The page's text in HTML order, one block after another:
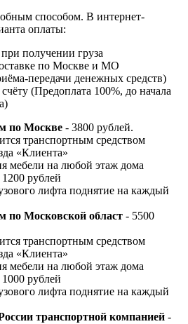
способом. В интернет-
оплаты:
получении груза
по Москве и МО
передачи денежных средств)
(Предоплата 100%, до начала
по Москве - 3800 рублей.
транспортным средством
«Клиента»
мебели на любой этаж дома
рублей
лифта поднятие на каждый
по Московской област - 5500
транспортным средством
«Клиента»
мебели на любой этаж дома
рублей
лифта поднятие на каждый
транспортной компанией -